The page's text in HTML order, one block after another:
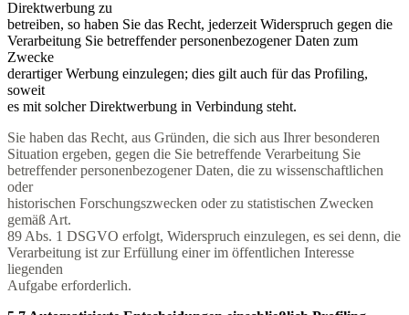
Direktwerbung zu
betreiben, so haben Sie das Recht, jederzeit Widerspruch gegen die
Verarbeitung Sie betreffender personenbezogener Daten zum
Zwecke
derartiger Werbung einzulegen; dies gilt auch für das Profiling,
soweit
es mit solcher Direktwerbung in Verbindung steht.
Sie haben das Recht, aus Gründen, die sich aus Ihrer besonderen
Situation ergeben, gegen die Sie betreffende Verarbeitung Sie
betreffender personenbezogener Daten, die zu wissenschaftlichen
oder
historischen Forschungszwecken oder zu statistischen Zwecken
gemäß Art.
89 Abs. 1 DSGVO erfolgt, Widerspruch einzulegen, es sei denn, die
Verarbeitung ist zur Erfüllung einer im öffentlichen Interesse
liegenden
Aufgabe erforderlich.